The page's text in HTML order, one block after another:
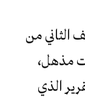
الثاني من
مذهل،
الذي